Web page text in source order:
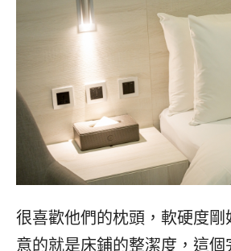
很喜歡他們的枕頭，軟硬度剛
意的就是床鋪的整潔度，這個